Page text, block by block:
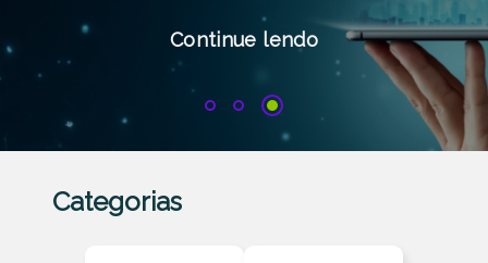
Continue lendo
1 2 3
Categorias